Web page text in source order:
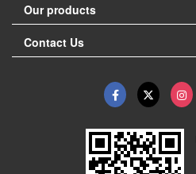
Our products
Contact Us